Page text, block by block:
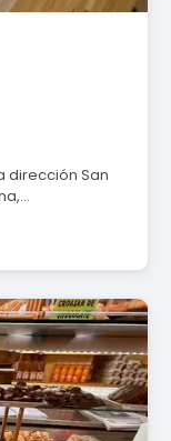
dirección San